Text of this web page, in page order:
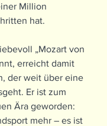
Million
hat.
„Mozart von
erreicht damit
der weit über eine
Er ist zum
Ära geworden:
mehr – es ist